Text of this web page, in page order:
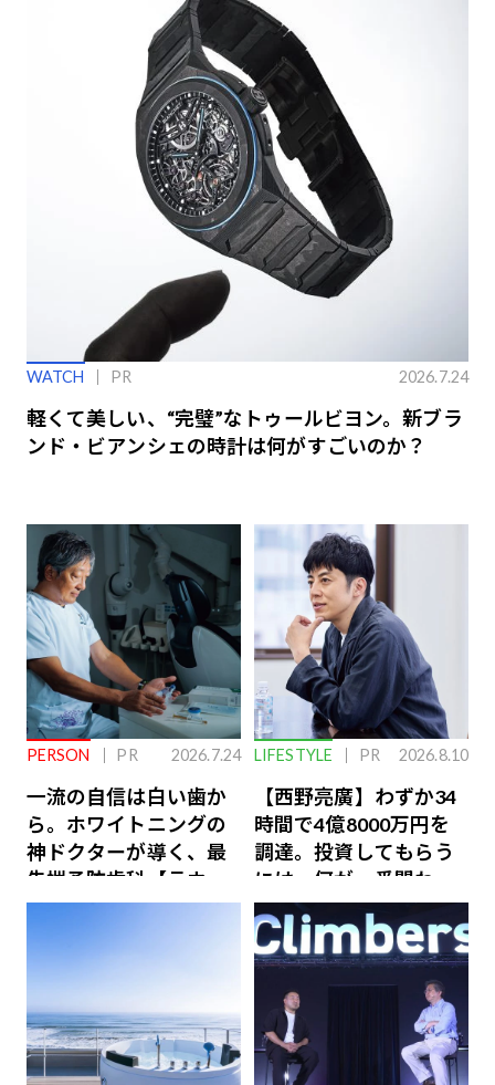
WATCH PR 2026.7.24
軽くて美しい、“完璧”なトゥールビヨン。新ブラ
ンド・ビアンシェの時計は何がすごいのか？
PERSON PR 2026.7.24
一流の自信は白い歯か
ら。ホワイトニングの
神ドクターが導く、最
先端予防歯科【ラウン
ジ会員特典あり】
LIFESTYLE PR 2026.8.10
【西野亮廣】わずか34
時間で4億8000万円を
調達。投資してもらう
には、何が一番問われ
るのか